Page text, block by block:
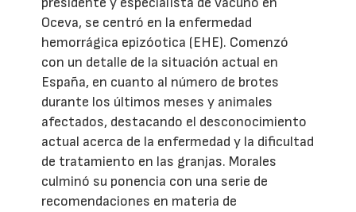
Oceva, se centró en la enfermedad
hemorrágica epizóotica (EHE). Comenzó
con un detalle de la situación actual en
España, en cuanto al número de brotes
durante los últimos meses y animales
afectados, destacando el desconocimiento
actual acerca de la enfermedad y la dificultad
de tratamiento en las granjas. Morales
culminó su ponencia con una serie de
recomendaciones en materia de